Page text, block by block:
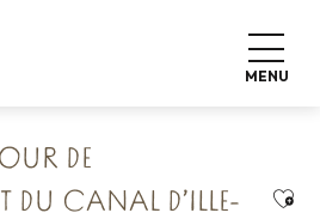
MENU
préservés
et du Canal d’Ille-et-Rance
DE
DU CANAL D’ILLE-